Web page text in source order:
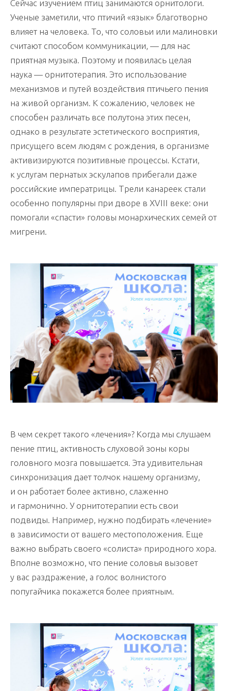
Сейчас изучением птиц занимаются орнитологи.
Ученые заметили, что птичий «язык» благотворно
влияет на человека. То, что соловьи или малиновки
считают способом коммуникации, — для нас
приятная музыка. Поэтому и появилась целая
наука — орнитотерапия. Это использование
механизмов и путей воздействия птичьего пения
на живой организм. К сожалению, человек не
способен различать все полутона этих песен,
однако в результате эстетического восприятия,
присущего всем людям с рождения, в организме
активизируются позитивные процессы. Кстати,
к услугам пернатых эскулапов прибегали даже
российские императрицы. Трели канареек стали
особенно популярны при дворе в XVIII веке: они
помогали «спасти» головы монархических семей от
мигрени.
В чем секрет такого «лечения»? Когда мы слушаем
пение птиц, активность слуховой зоны коры
головного мозга повышается. Эта удивительная
синхронизация дает толчок нашему организму,
и он работает более активно, слаженно
и гармонично. У орнитотерапии есть свои
подвиды. Например, нужно подбирать «лечение»
в зависимости от вашего местоположения. Еще
важно выбрать своего «солиста» природного хора.
Вполне возможно, что пение соловья вызовет
у вас раздражение, а голос волнистого
попугайчика покажется более приятным.